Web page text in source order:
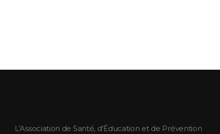
L’Association de Santé, d’Éducation et de Prévention